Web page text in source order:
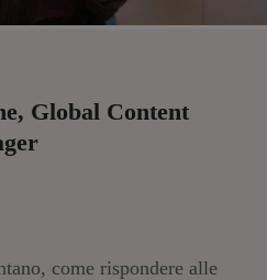
Global Content
come rispondere alle